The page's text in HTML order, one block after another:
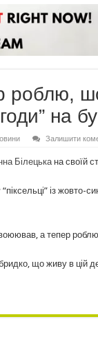
на
Залишити
Білецькана своїй
із
а тепер
що живу в цій